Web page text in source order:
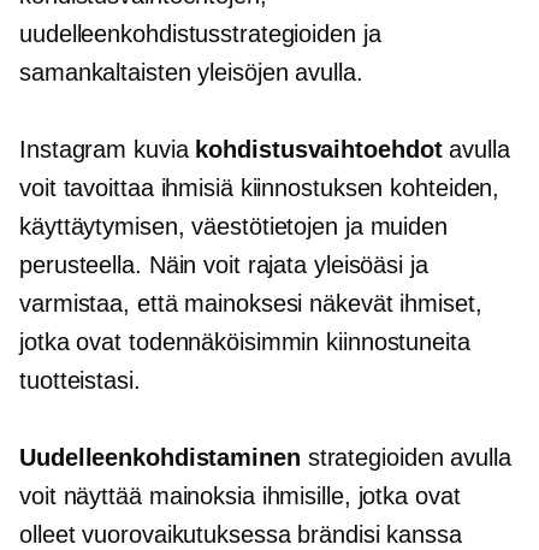
uudelleenkohdistusstrategioiden ja
samankaltaisten yleisöjen avulla.
Instagram kuvia kohdistusvaihtoehdotavulla
voit tavoittaa ihmisiä kiinnostuksen kohteiden,
käyttäytymisen, väestötietojen ja muiden
perusteella. Näin voit rajata yleisöäsi ja
varmistaa, että mainoksesi näkevät ihmiset,
jotka ovat todennäköisimmin kiinnostuneita
tuotteistasi.
Uudelleenkohdistaminen strategioiden avulla
voit näyttää mainoksia ihmisille, jotka ovat
olleet vuorovaikutuksessa brändisi kanssa